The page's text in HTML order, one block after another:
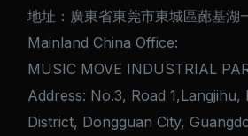
地址：廣東省東莞市東城區蓢基湖
Mainland China Office:
MUSIC MOVE INDUSTRIAL
Address: No.3, Road 1,Langjihu,
District, Dongguan City,